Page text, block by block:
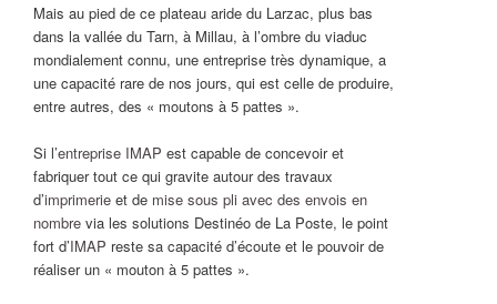
Mais au pied de ce plateau aride du Larzac, plus bas
dans la vallée du Tarn, à Millau, à l’ombre du viaduc
mondialement connu, une entreprise très dynamique, a
une capacité rare de nos jours, qui est celle de produire,
entre autres, des « moutons à 5 pattes ».
Si l’entreprise IMAP est capable de concevoir et
fabriquer tout ce qui gravite autour des travaux
d’imprimerieet de mise sous pli avec des envois en
nombrevia les solutions Destinéo de La Poste, le point
fort d’IMAP reste sa capacité d’écoute et le pouvoir de
réaliser un « mouton à 5 pattes ».